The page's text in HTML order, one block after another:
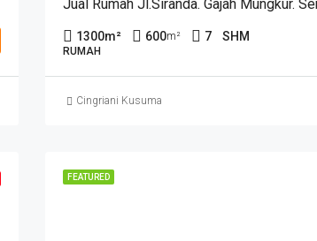
1300m² 600m² 7 SHM
RUMAH
Cingriani Kusuma
FEATURED